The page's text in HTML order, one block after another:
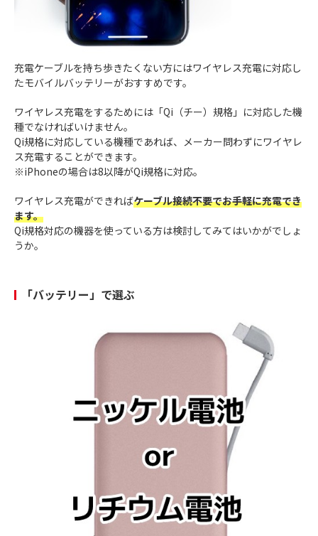
充電ケーブルを持ち歩きたくない方にはワイヤレス充電に対応し
たモバイルバッテリーがおすすめです。
ワイヤレス充電をするためには「Qi（チー）規格」に対応した機
種でなければいけません。
Qi規格に対応している機種であれば、メーカー問わずにワイヤレ
ス充電することができます。
※iPhoneの場合は8以降がQi規格に対応。
ワイヤレス充電ができればケーブル接続不要でお手軽に充電でき
ます。
Qi規格対応の機器を使っている方は検討してみてはいかがでしょ
うか。
「バッテリー」で選ぶ